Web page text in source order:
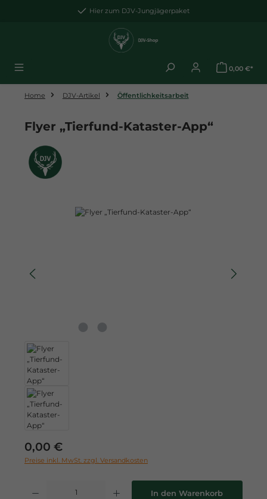
Zum Hauptinhalt springenHier zum DJV-Jungjägerpaket
0,00 €*
Home DJV-Artikel Öffentlichkeitsarbeit
Flyer „Tierfund-Kataster-App“
Bildergalerie überspringen
Regulärer Preis:
0,00 €
Preise inkl. MwSt. zzgl. Versandkosten
In den Warenkorb